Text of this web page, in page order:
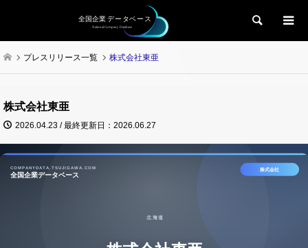
検索
プレスリリース一覧 株式会社東亜
株式会社東亜
2026.04.23 / 最終更新日：2026.06.27